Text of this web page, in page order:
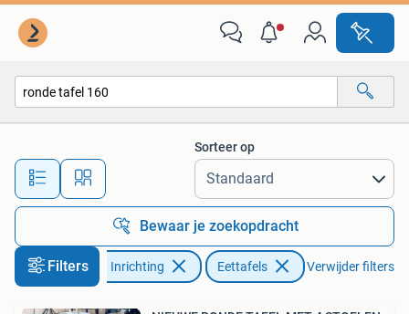
Alle afstanden…
Sorteer op
Bewaar je zoekopdracht
Filters
Huis en Inrichting Eettafels Verwijder filters